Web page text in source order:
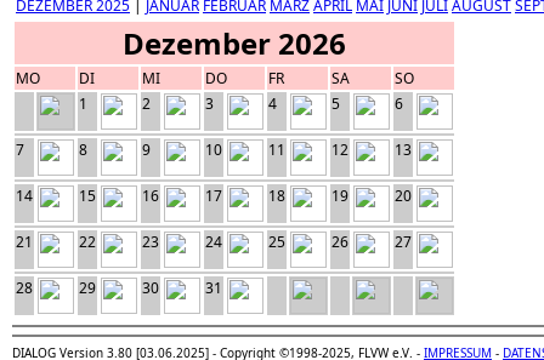
DEZEMBER 2025 | JANUAR FEBRUAR MÄRZAPRIL MAI JUNI JULIAUGUST
Dezember 2026
MO DI MI DO FR SA
SO
1
2 3 4 5 6
7 8 9 10 11 12 13
14 15 16 17 18 19 20
21 22 23 24 25 26 27
28 29 30 31
DIALOG Version 3.80 [03.06.2025] - Copyright ©1998-2025, FLVW e.V. - IMPRESSUM -